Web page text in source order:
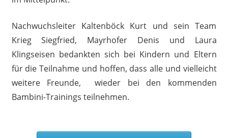
Nachwuchsleiter Kaltenböck Kurt und sein Team
Krieg Siegfried, Mayrhofer Denis und Laura
Klingseisen bedankten sich bei Kindern und Eltern
für die Teilnahme und hoffen, dass alle und vielleicht
weitere Freunde, wieder bei den kommenden
Bambini-Trainings teilnehmen.